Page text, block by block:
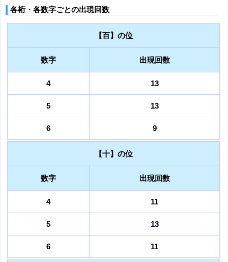
各桁・各数字ごとの出現回数
【百】の位
数字 出現回数
4 13
5 13
6 9
【十】の位
数字 出現回数
4 11
5 13
6 11